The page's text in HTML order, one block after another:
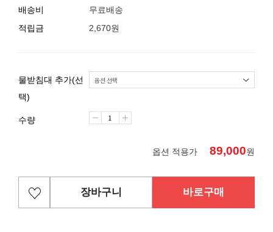
배송비
무료배송
적립금
2,670원
물받침대 추가(선
택)
수량
옵션 적용가 89,000원
장바구니 바로구매